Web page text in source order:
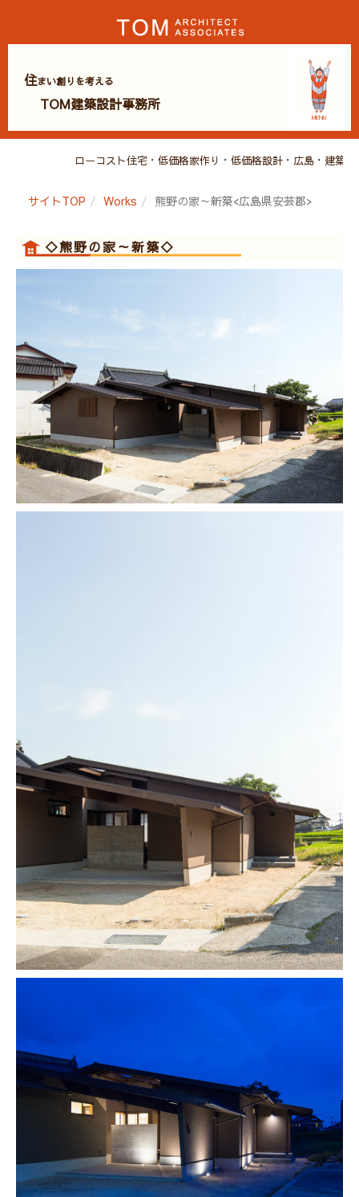
MENU
住まい創りを考える
TOM建築設計事務所
ローコスト住宅・低価格家作り・低価格設計・広島・建築・設計
サイトTOP Works 熊野の家～新築<広島県安芸郡>
◇熊野の家～新築◇